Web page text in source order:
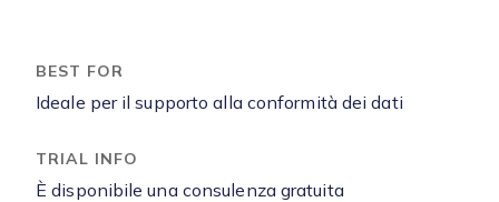
Ideale per il supporto alla conformità dei dati
È disponibile una consulenza gratuita